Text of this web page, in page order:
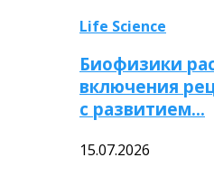
Life Science
Биофизики
включения
с развитием…
15.07.2026